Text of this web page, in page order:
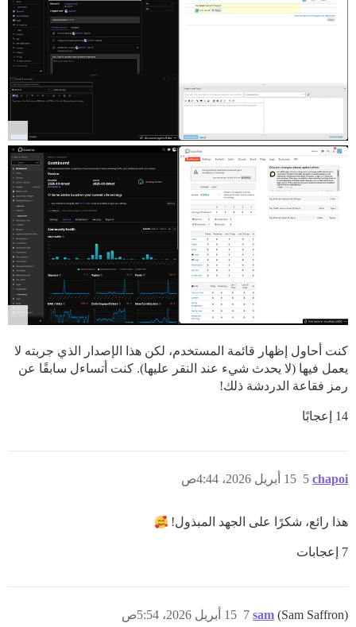
كنت أحاول إظهار قائمة المستخدم، لكن هذا الإصدار الذي جربته لا
يعمل فيها (لا يحدث شيء عند النقر عليها). كنت أتساءل سابقًا عن
رمز فقاعة الدردشة ذلك!
14 إعجابًا
chapoi 15 أبريل 2026، 4:44ص 5
هذا رائع، شكرًا على الجهد المبذول!
7 إعجابات
sam (Sam Saffron) 15 أبريل 2026، 5:54ص 7